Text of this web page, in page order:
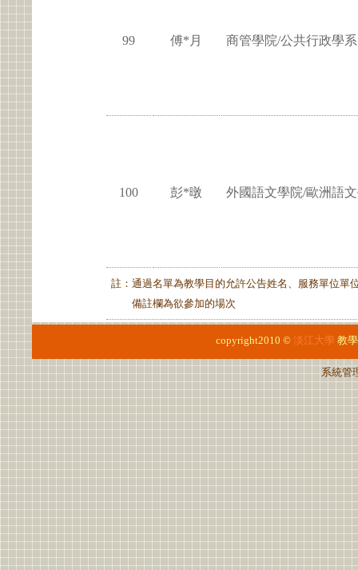
99 傅*月 商管學院/公共行政學系
100 彭*暾 外國語文學院/歐洲語
註：通過名單為教學目的允許公告姓名、服務單位單
備註欄為欲參加的場次
copyright2010 © 淡江大學 教
系統管